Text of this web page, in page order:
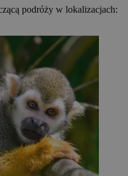
podróży w lokalizacjach: